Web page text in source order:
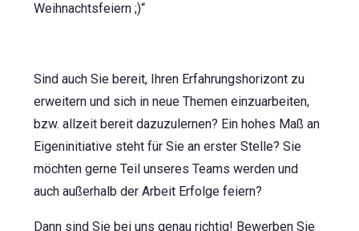
Weihnachtsfeiern ;)“
Sind auch Sie bereit, Ihren Erfahrungshorizont zu
erweitern und sich in neue Themen einzuarbeiten,
bzw. allzeit bereit dazuzulernen? Ein hohes Maß an
Eigeninitiative steht für Sie an erster Stelle? Sie
möchten gerne Teil unseres Teams werden und
auch außerhalb der Arbeit Erfolge feiern?
Dann sind Sie bei uns genau richtig! Bewerben Sie